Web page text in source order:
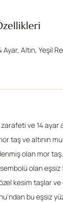
Ayar, Altın, Yeşil
ve 14 ayar
taş ve altının
olan mor
olan eşsiz
kesim taşlar ve
bu eşsiz